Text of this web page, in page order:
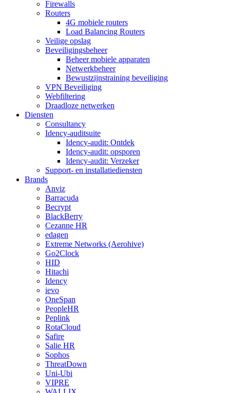
Firewalls
Routers
4G mobiele routers
Load Balancing Routers
Veilige opslag
Beveiligingsbeheer
Beheer mobiele apparaten
Netwerkbeheer
Bewustzijnstraining beveiliging
VPN Beveiliging
Webfiltering
Draadloze netwerken
Diensten
Consultancy
Idency-auditsuite
Idency-audit: Ontdek
Idency-audit: opsporen
Idency-audit: Verzeker
Support- en installatiediensten
Brands
Anviz
Barracuda
Becrypt
BlackBerry
Cezanne HR
edagen
Extreme Networks (Aerohive)
Go2Clock
HID
Hitachi
Idency
ievo
OneSpan
PeopleHR
Peplink
RotaCloud
Safire
Salie HR
Sophos
ThreatDown
Uni-Ubi
VIPRE